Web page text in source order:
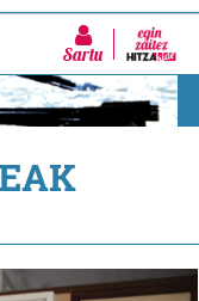
Sartu